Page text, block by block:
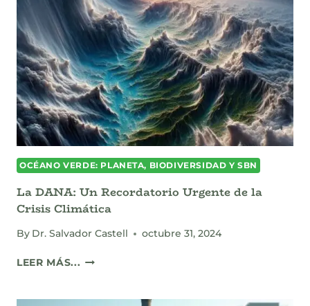
FIN
DE
LAS
ETIQUETAS
“ECO”
Y
EL
INICIO
DE
LA
TRAZABLE
2026
OCÉANO VERDE: PLANETA, BIODIVERSIDAD Y SBN
La DANA: Un Recordatorio Urgente de la
Crisis Climática
By Dr. Salvador Castell octubre 31, 2024
LEER MÁS... LA
RECORDATORIO